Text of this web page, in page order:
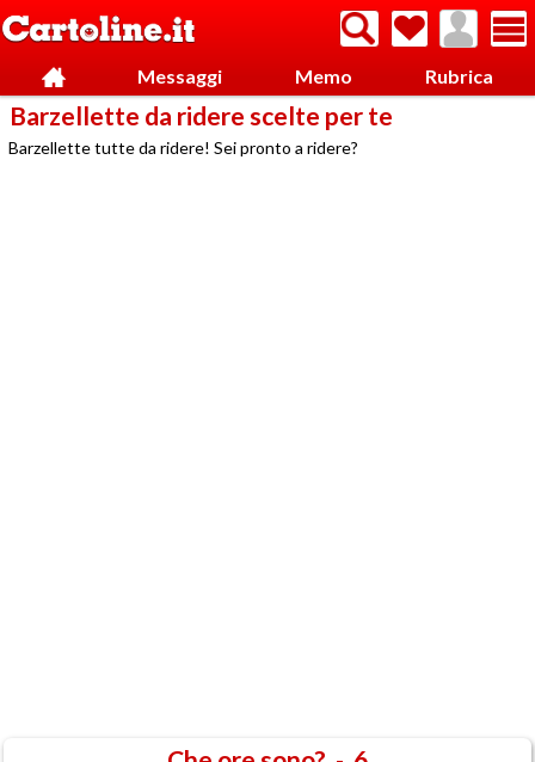
Messaggi Memo Rubrica
Barzellette da ridere scelte per te
Barzellette tutte da ridere! Sei pronto a ridere?